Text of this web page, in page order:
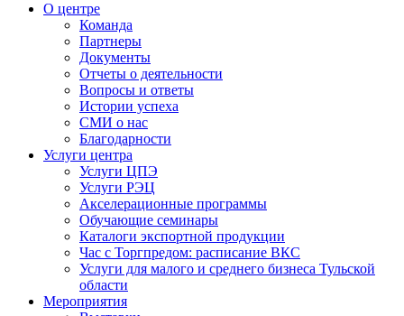
О центре
Команда
Партнеры
Документы
Отчеты о деятельности
Вопросы и ответы
Истории успеха
СМИ о нас
Благодарности
Услуги центра
Услуги ЦПЭ
Услуги РЭЦ
Акселерационные программы
Обучающие семинары
Каталоги экспортной продукции
Час с Торгпредом: расписание ВКС
Услуги для малого и среднего бизнеса Тульской
области
Мероприятия